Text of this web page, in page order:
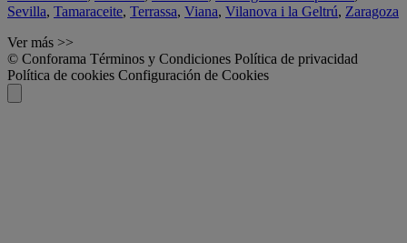
Sevilla, Tamaraceite, Terrassa, Viana, Vilanova i la Geltrú, Zaragoza
Ver más >>
© Conforama Términos y Condiciones Política de privacidad
Política de cookies Configuración de Cookies